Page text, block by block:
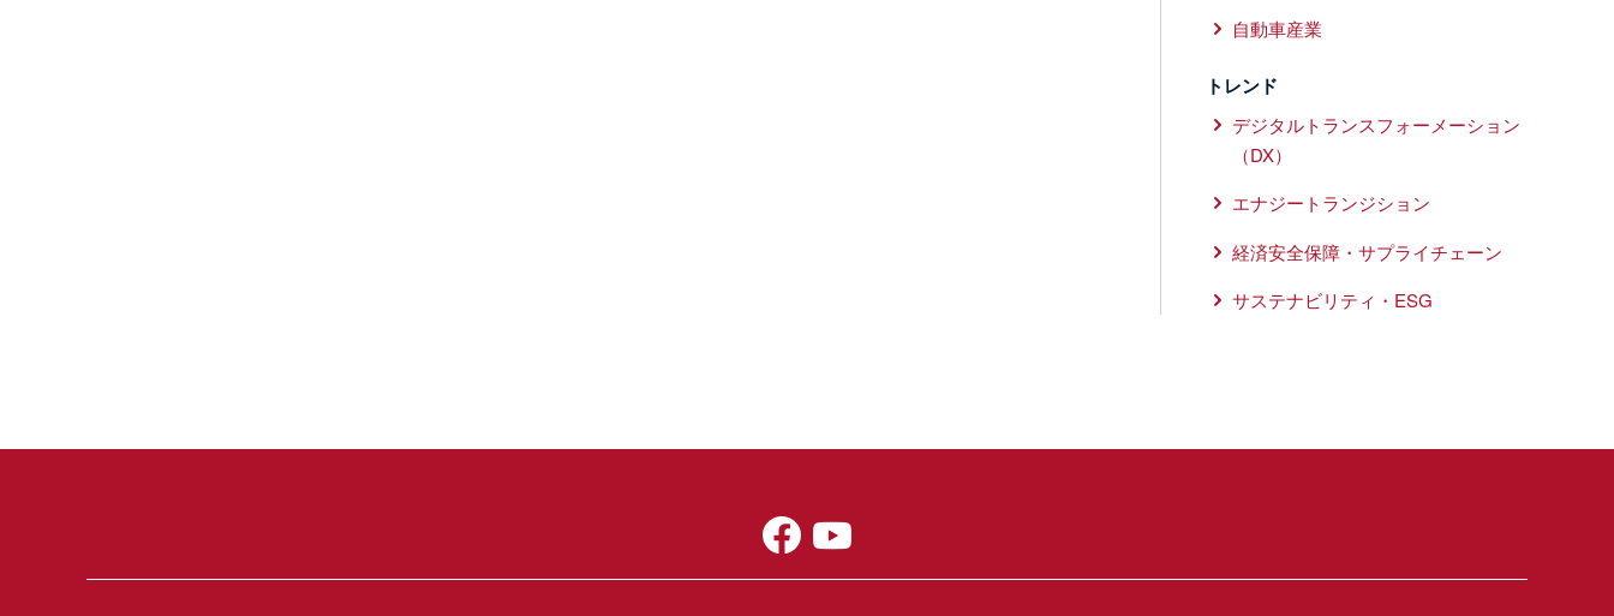
自動車産業
トレンド
デジタルトランスフォーメーション
（DX）
エナジートランジション
経済安全保障・サプライチェーン
サステナビリティ・ESG